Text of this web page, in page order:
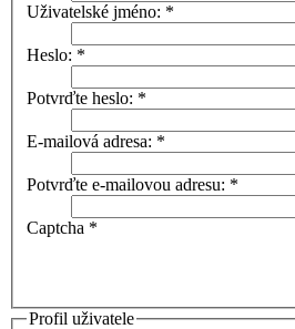
Uživatelské jméno: *
Heslo: *
Potvrďte heslo: *
E-mailová adresa: *
Potvrďte e-mailovou adresu: *
Captcha *
Profil uživatele